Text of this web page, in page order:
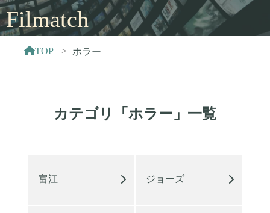
Filmatch
TOP ホラー
カテゴリ「ホラー」一覧
富江 ジョーズ